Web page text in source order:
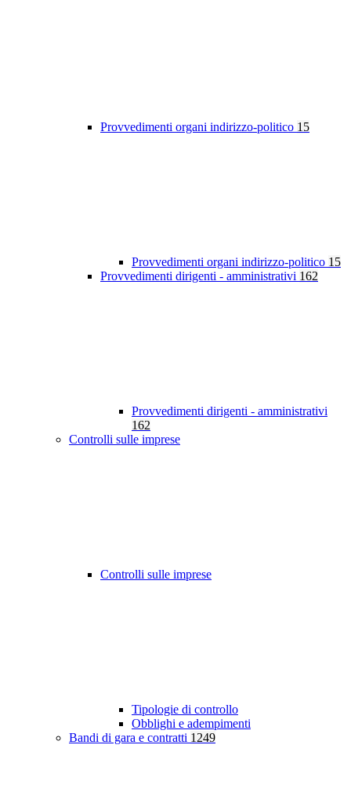
Provvedimenti organi indirizzo-politico 15
Provvedimenti organi indirizzo-politico 15
Provvedimenti dirigenti - amministrativi 162
Provvedimenti dirigenti - amministrativi
162
Controlli sulle imprese
Controlli sulle imprese
Tipologie di controllo
Obblighi e adempimenti
Bandi di gara e contratti 1249